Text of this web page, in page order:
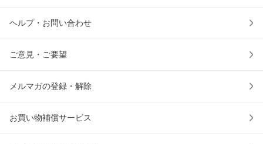
ヘルプ・お問い合わせ
ご意見・ご要望
メルマガの登録・解除
お買い物補償サービス